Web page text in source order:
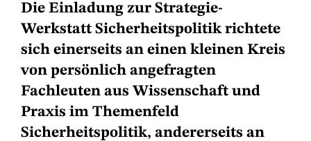
Die Einladung zur Strategie-
Werkstatt Sicherheitspolitik richtete
sich einerseits an einen kleinen Kreis
von persönlich angefragten
Fachleuten aus Wissenschaft und
Praxis im Themenfeld
Sicherheitspolitik, andererseits an